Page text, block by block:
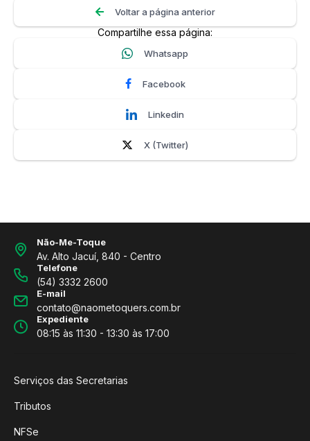
Voltar a página anterior
Compartilhe essa página:
Whatsapp
Facebook
Linkedin
X (Twitter)
Não-Me-Toque
Av. Alto Jacuí, 840 - Centro
Telefone
(54) 3332 2600
E-mail
contato@naometoquers.com.br
Expediente
08:15 às 11:30 - 13:30 às 17:00
Serviços das Secretarias
Tributos
NFSe